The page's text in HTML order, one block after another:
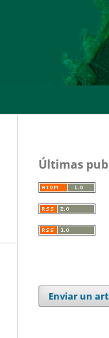
Últimas
Enviar un